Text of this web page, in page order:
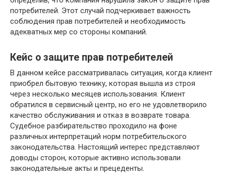
потребителей. Этот случай подчеркивает важность
соблюдения прав потребителей и необходимость
адекватных мер со стороны компаний.
Кейс о защите прав потребителей
В данном кейсе рассматривалась ситуация, когда клиент
приобрел бытовую технику, которая вышла из строя
через несколько месяцев использования. Клиент
обратился в сервисный центр, но его не удовлетворило
качество обслуживания и отказ в возврате товара.
Судебное разбирательство проходило на фоне
различных интерпретаций норм потребительского
законодательства. Настоящий интерес представляют
доводы сторон, которые активно использовали
законодательные акты и прецеденты.